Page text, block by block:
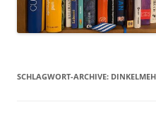
SCHLAGWORT-ARCHIVE: